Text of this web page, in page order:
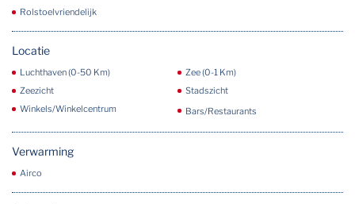
Rolstoelvriendelijk
Locatie
Luchthaven (0-50 Km)
Zee (0-1 Km)
Zeezicht
Stadszicht
Winkels/Winkelcentrum
Bars/Restaurants
Verwarming
Airco